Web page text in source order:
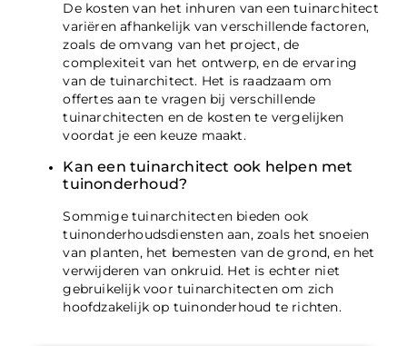
De kosten van het inhuren van een tuinarchitect
variëren afhankelijk van verschillende factoren,
zoals de omvang van het project, de
complexiteit van het ontwerp, en de ervaring
van de tuinarchitect. Het is raadzaam om
offertes aan te vragen bij verschillende
tuinarchitecten en de kosten te vergelijken
voordat je een keuze maakt.
Kan een tuinarchitect ook helpen met
tuinonderhoud?
Sommige tuinarchitecten bieden ook
tuinonderhoudsdiensten aan, zoals het snoeien
van planten, het bemesten van de grond, en het
verwijderen van onkruid. Het is echter niet
gebruikelijk voor tuinarchitecten om zich
hoofdzakelijk op tuinonderhoud te richten.